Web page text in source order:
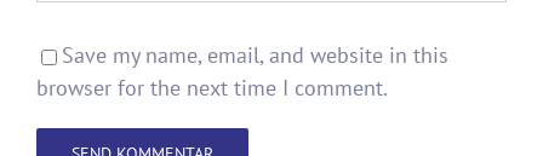
Save my name, email, and website in this
browser for the next time I comment.